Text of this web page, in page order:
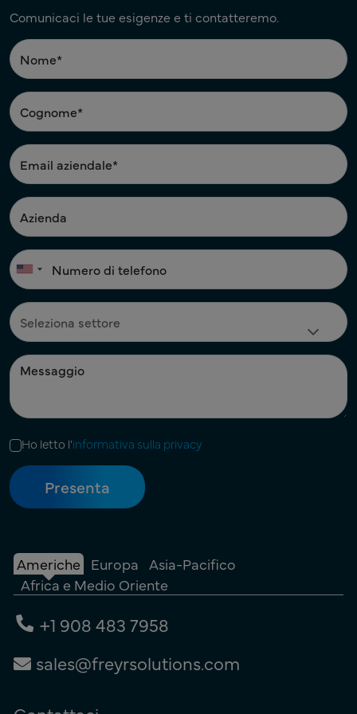
Comunicaci le tue esigenze e ti contatteremo.
Ho letto l'informativa sulla privacy
Americhe Europa Asia-Pacifico
Africa e Medio Oriente
+1 908 483 7958
sales@freyrsolutions.com